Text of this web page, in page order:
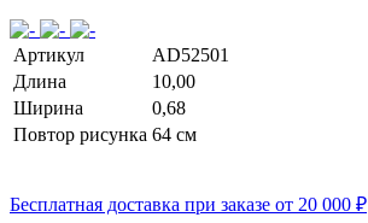
Артикул
AD52501
Длина
10,00
Ширина
0,68
Повтор рисунка 64 cм
Бесплатная доставка при заказе от 20 000 ₽